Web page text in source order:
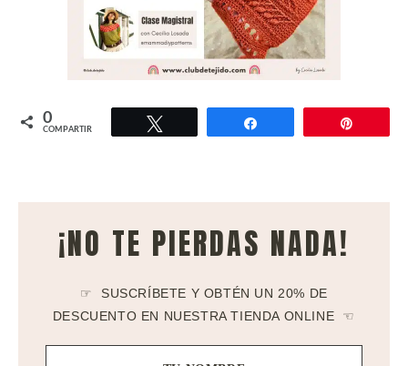
0
COMPARTIR
¡NO TE PIERDAS NADA!
☞ SUSCRÍBETE Y OBTÉN UN 20% DE
DESCUENTO EN NUESTRA TIENDA ONLINE ☜